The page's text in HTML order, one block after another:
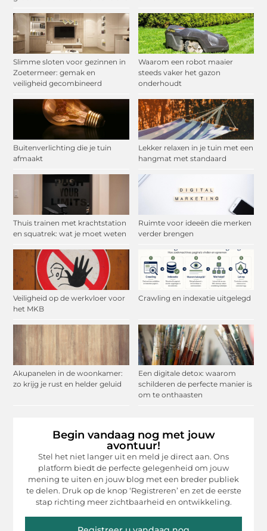
Slimme sloten voor gezinnen in
Zoetermeer: gemak en
veiligheid gecombineerd
Waarom een robot maaier
steeds vaker het gazon
onderhoudt
Buitenverlichting die je tuin
afmaakt
Lekker relaxen in je tuin met een
hangmat met standaard
Thuis trainen met krachtstation
en squatrek: wat je moet weten
Ruimte voor ideeën die merken
verder brengen
Veiligheid op de werkvloer voor
het MKB
Crawling en indexatie uitgelegd
Akupanelen in de woonkamer:
zo krijg je rust en helder geluid
Een digitale detox: waarom
schilderen de perfecte manier is
om te onthaasten
Begin vandaag nog met jouw
avontuur!
Stel het niet langer uit en meld je direct aan. Ons
platform biedt de perfecte gelegenheid om jouw
mening te uiten en jouw blog met een breder publiek
te delen. Druk op de knop ‘Registreren’ en zet de eerste
stap richting meer zichtbaarheid en ontwikkeling.